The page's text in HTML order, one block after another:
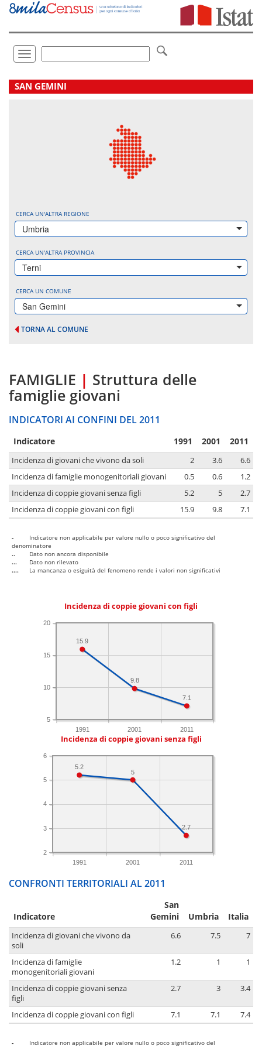
Vai
direttamente
Toggle
navigation
.
SAN GEMINI
CERCA UN'ALTRA REGIONE
Umbria
CERCA UN'ALTRA PROVINCIA
Terni
CERCA UN COMUNE
San Gemini
TORNA AL COMUNE
FAMIGLIE | Struttura delle
famiglie giovani
INDICATORI AI CONFINI DEL 2011
Indicatore 1991 2001 2011
Incidenza di giovani che vivono da soli 2 3.6
6.6
Incidenza di famiglie monogenitoriali giovani
0.5 0.6
1.2
Incidenza di coppie giovani senza figli
5.2 5
2.7
Incidenza di coppie giovani con figli
15.9 9.8 7.1
-
Indicatore non applicabile per valore nullo o poco significativo del
denominatore
..
Dato non ancora disponibile
...
Dato non rilevato
....
La mancanza o esiguità del fenomeno rende i valori non significativi
Incidenza di coppie giovani con figli
1991 2001 2011
5
10
15
20
7.1
9.8
15.9
Incidenza di coppie giovani senza figli
1991 2001 2011
2
3
4
5
6
2.7
5
5.2
CONFRONTI TERRITORIALI AL 2011
Indicatore
San
Gemini
Umbria Italia
Incidenza di giovani che vivono da
soli
6.6 7.5 7
Incidenza di famiglie
monogenitoriali giovani
1.2 1 1
Incidenza di coppie giovani senza
figli
2.7 3 3.4
Incidenza di coppie giovani con figli 7.1 7.1 7.4
-
Indicatore non applicabile per valore nullo o poco significativo del